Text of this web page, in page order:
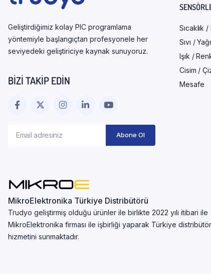
Geliştirdiğimiz kolay PIC programlama
yöntemiyle başlangıçtan profesyonele her
seviyedeki geliştiriciye kaynak sunuyoruz.
BIZI TAKIP EDIN
Sıcaklık
Sıvı /
Işık /
Cisim /
Mesafe
MikroElektronika Türkiye Distribütörü
Trudyo geliştirmiş olduğu ürünler ile birlikte 2022 yılı itibari ile
MikroElektronika firması ile işbirliği yaparak Türkiye
hizmetini sunmaktadır.